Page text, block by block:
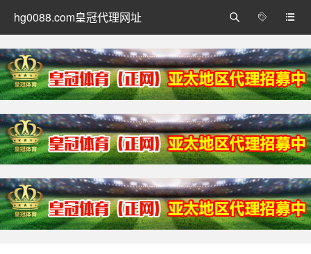
hg0088.com皇冠代理网址 

